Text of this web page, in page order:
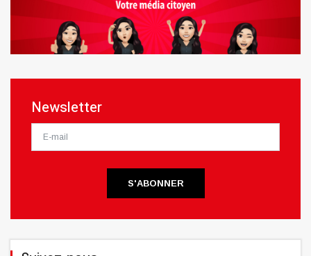
Newsletter
S'ABONNER